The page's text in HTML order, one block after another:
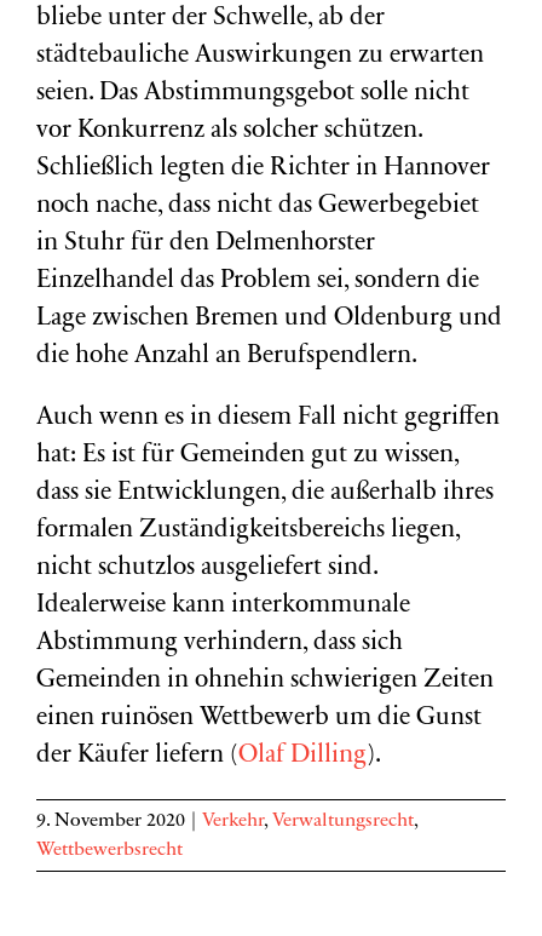
bliebe unter der Schwelle, ab der
städtebauliche Auswirkungen zu erwarten
seien. Das Abstimmungsgebot solle nicht
vor Konkurrenz als solcher schützen.
Schließlich legten die Richter in Hannover
noch nache, dass nicht das Gewerbegebiet
in Stuhr für den Delmenhorster
Einzelhandel das Problem sei, sondern die
Lage zwischen Bremen und Oldenburg und
die hohe Anzahl an Berufspendlern.
Auch wenn es in diesem Fall nicht gegriffen
hat: Es ist für Gemeinden gut zu wissen,
dass sie Entwicklungen, die außerhalb ihres
formalen Zuständigkeitsbereichs liegen,
nicht schutzlos ausgeliefert sind.
Idealerweise kann interkommunale
Abstimmung verhindern, dass sich
Gemeinden in ohnehin schwierigen Zeiten
einen ruinösen Wettbewerb um die Gunst
der Käufer liefern (Olaf Dilling).
9. November 2020 Verkehr, Verwaltungsrecht,
Wettbewerbsrecht